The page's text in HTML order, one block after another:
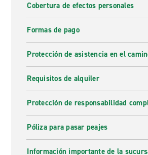
Cobertura de efectos personales
Formas de pago
Protección de asistencia en el
Requisitos de alquiler
Protección de responsabilidad
Póliza para pasar peajes
Información importante de la